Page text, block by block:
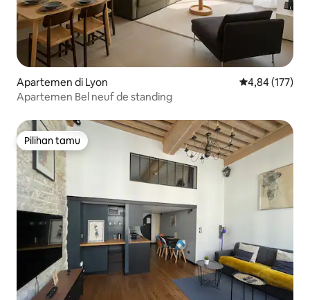
Apartemen di Lyon Nilai rata-rata
4,84 (177)
Apartemen Bel neuf de standing
Pilihan tamu
Pilihan tamu